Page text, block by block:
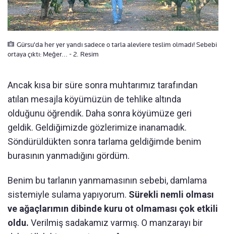
Gürsu'da her yer yandı sadece o tarla alevlere teslim olmadı! Sebebi
ortaya çıktı: Meğer... - 2. Resim
Ancak kısa bir süre sonra muhtarımız tarafından
atılan mesajla köyümüzün de tehlike altında
olduğunu öğrendik. Daha sonra köyümüze geri
geldik. Geldiğimizde gözlerimize inanamadık.
Söndürüldükten sonra tarlama geldiğimde benim
burasının yanmadığını gördüm.
Benim bu tarlanın yanmamasının sebebi, damlama
sistemiyle sulama yapıyorum. Sürekli nemli olması
ve ağaçlarımın dibinde kuru ot olmaması çok etkili
oldu. Verilmiş sadakamız varmış. O manzarayı bir